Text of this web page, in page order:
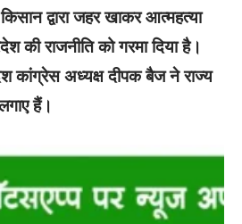
द्वारा जहर खाकर आत्महत्या
की राजनीति को गरमा दिया है।
कांग्रेस अध्यक्ष दीपक बैज ने राज्य
हैं।